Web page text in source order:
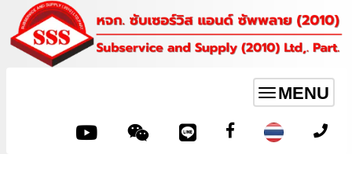
Toggle
navigation
MENU